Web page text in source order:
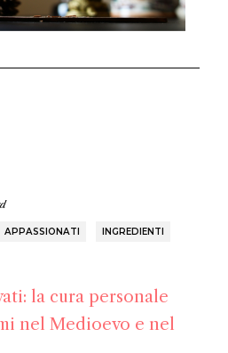
APPASSIONATI INGREDIENTI
la cura personale
nel Medioevo e nel